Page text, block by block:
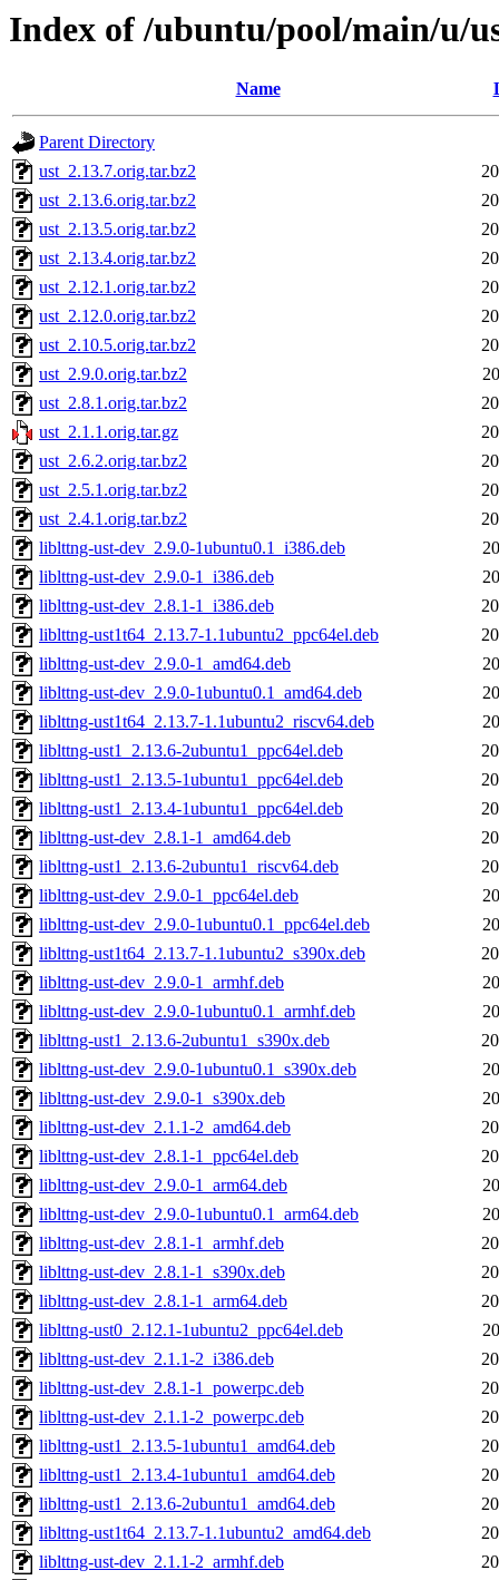
Index of /ubuntu/pool/main/u/
Name
Parent Directory
ust_2.13.7.orig.tar.bz2
ust_2.13.6.orig.tar.bz2
ust_2.13.5.orig.tar.bz2
ust_2.13.4.orig.tar.bz2
ust_2.12.1.orig.tar.bz2
ust_2.12.0.orig.tar.bz2
ust_2.10.5.orig.tar.bz2
ust_2.9.0.orig.tar.bz2
ust_2.8.1.orig.tar.bz2
ust_2.1.1.orig.tar.gz
ust_2.6.2.orig.tar.bz2
ust_2.5.1.orig.tar.bz2
ust_2.4.1.orig.tar.bz2
liblttng-ust-dev_2.9.0-1ubuntu0.1_i386.deb
liblttng-ust-dev_2.9.0-1_i386.deb
liblttng-ust-dev_2.8.1-1_i386.deb
liblttng-ust1t64_2.13.7-1.1ubuntu2_ppc64el.deb
liblttng-ust-dev_2.9.0-1_amd64.deb
liblttng-ust-dev_2.9.0-1ubuntu0.1_amd64.deb
liblttng-ust1t64_2.13.7-1.1ubuntu2_riscv64.deb
liblttng-ust1_2.13.6-2ubuntu1_ppc64el.deb
liblttng-ust1_2.13.5-1ubuntu1_ppc64el.deb
liblttng-ust1_2.13.4-1ubuntu1_ppc64el.deb
liblttng-ust-dev_2.8.1-1_amd64.deb
liblttng-ust1_2.13.6-2ubuntu1_riscv64.deb
liblttng-ust-dev_2.9.0-1_ppc64el.deb
liblttng-ust-dev_2.9.0-1ubuntu0.1_ppc64el.deb
liblttng-ust1t64_2.13.7-1.1ubuntu2_s390x.deb
liblttng-ust-dev_2.9.0-1_armhf.deb
liblttng-ust-dev_2.9.0-1ubuntu0.1_armhf.deb
liblttng-ust1_2.13.6-2ubuntu1_s390x.deb
liblttng-ust-dev_2.9.0-1ubuntu0.1_s390x.deb
liblttng-ust-dev_2.9.0-1_s390x.deb
liblttng-ust-dev_2.1.1-2_amd64.deb
liblttng-ust-dev_2.8.1-1_ppc64el.deb
liblttng-ust-dev_2.9.0-1_arm64.deb
liblttng-ust-dev_2.9.0-1ubuntu0.1_arm64.deb
liblttng-ust-dev_2.8.1-1_armhf.deb
liblttng-ust-dev_2.8.1-1_s390x.deb
liblttng-ust-dev_2.8.1-1_arm64.deb
liblttng-ust0_2.12.1-1ubuntu2_ppc64el.deb
liblttng-ust-dev_2.1.1-2_i386.deb
liblttng-ust-dev_2.8.1-1_powerpc.deb
liblttng-ust-dev_2.1.1-2_powerpc.deb
liblttng-ust1_2.13.5-1ubuntu1_amd64.deb
liblttng-ust1_2.13.4-1ubuntu1_amd64.deb
liblttng-ust1_2.13.6-2ubuntu1_amd64.deb
liblttng-ust1t64_2.13.7-1.1ubuntu2_amd64.deb
liblttng-ust-dev_2.1.1-2_armhf.deb